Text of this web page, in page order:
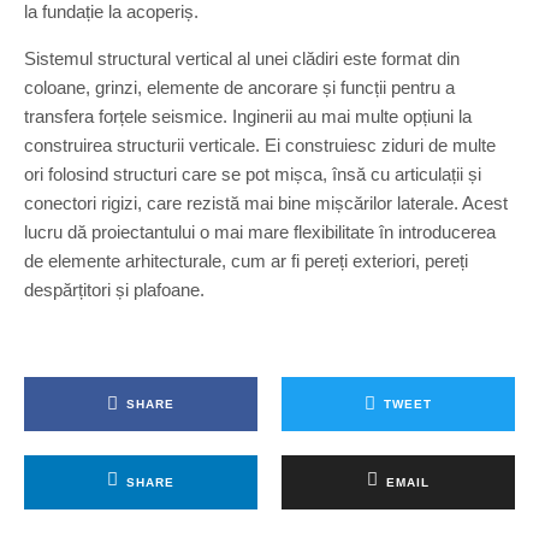
la fundație la acoperiș.
Sistemul structural vertical al unei clădiri este format din
coloane, grinzi, elemente de ancorare și funcții pentru a
transfera forțele seismice. Inginerii au mai multe opțiuni la
construirea structurii verticale. Ei construiesc ziduri de multe
ori folosind structuri care se pot mișca, însă cu articulații și
conectori rigizi, care rezistă mai bine mișcărilor laterale. Acest
lucru dă proiectantului o mai mare flexibilitate în introducerea
de elemente arhitecturale, cum ar fi pereți exteriori, pereți
despărțitori și plafoane.
SHARE TWEET
SHARE EMAIL